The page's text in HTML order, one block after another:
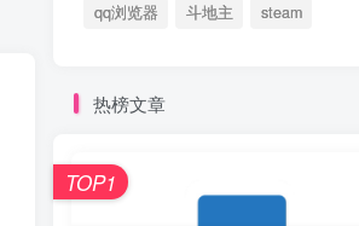
qq浏览器
斗地主 steam
热榜文章
TOP1